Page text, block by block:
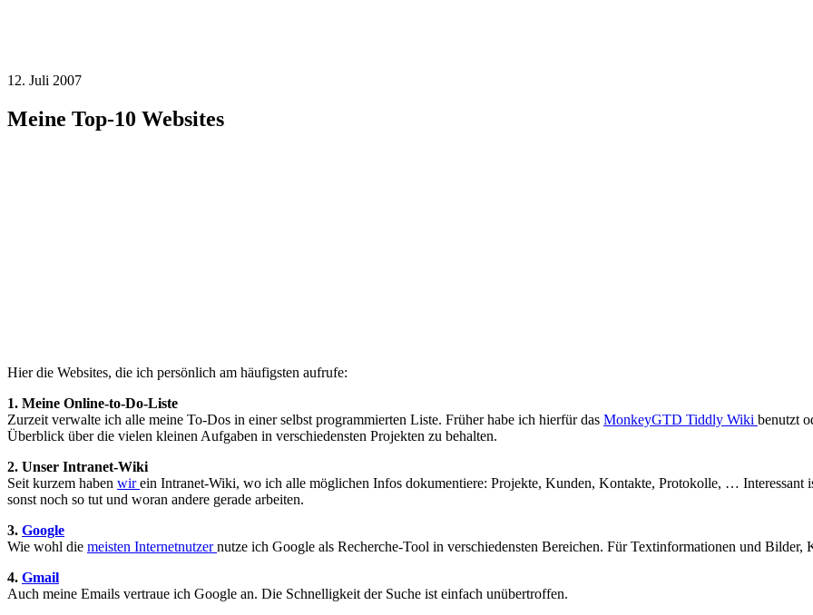
12. Juli 2007
Meine Top-10 Websites
Hier die Websites, die ich persönlich am häufigsten aufrufe:
1. Meine Online-to-Do-Liste
Zurzeit verwalte ich alle meine To-Dos in einer selbst programmierten Liste. Früher habe ich hierfür das MonkeyGTD Tiddly Wiki benutzt
Überblick über die vielen kleinen Aufgaben in verschiedensten Projekten zu behalten.
2. Unser Intranet-Wiki
Seit kurzem haben wirein Intranet-Wiki, wo ich alle möglichen Infos dokumentiere: Projekte, Kunden, Kontakte, Protokolle, … Interessant
sonst noch so tut und woran andere gerade arbeiten.
3. Google
Wie wohl die meisten Internetnutzernutze ich Google als Recherche-Tool in verschiedensten Bereichen. Für Textinformationen und Bilder,
4. Gmail
Auch meine Emails vertraue ich Google an. Die Schnelligkeit der Suche ist einfach unübertroffen.